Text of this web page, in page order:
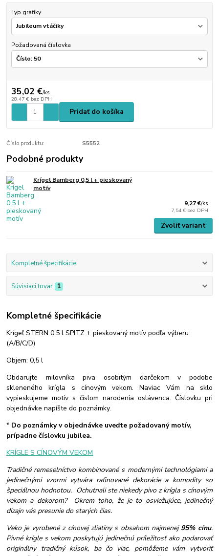
Typ grafiky
Požadovaná číslovka
35,02 €/ks
28,47 € bez DPH
Pridať do košíka
Číslo produktu: S5552
Podobné produkty
Krígel Bamberg 0,5 l + pieskovaný
motív
9,27 €/ks
7,54 € bez DPH
Zvoliť variant
Kompletné špecifikácie
Súvisiaci tovar 1
Kompletné špecifikácie
Krígeľ STERN 0,5 l SPITZ + pieskovaný motív podľa výberu
(A/B/C/D)
Objem: 0,5 l
Obdarujte milovníka piva osobitým darčekom v podobe
skleneného krígla s cínovým vekom. Naviac Vám na sklo
vypieskujeme motív s číslom narodenia oslávenca. Číslovku pri
objednávke napíšte do poznámky.
* Do poznámky v objednávke uveďte požadovaný motív,
prípadne číslovku jubilea.
KRÍGLE S CÍNOVÝM VEKOM
Tradičné remeselníctvo kombinované s modernými technológiami a
jedinečnými vzormi vytvára rafinované dekorácie a komodity so
špeciálnou hodnotou. Ochutnali ste niekedy pivo z krígla s cínovým
vekom a dekorom? Okrem toho, že je to osviežujúce, jedinečný
dizajn vás presunie do starých čias.
Veko je vyrobené z cínovej zliatiny s obsahom najmenej 95% cínu.
Pivné krígle s vekom poskytujú jedinečnú príležitosť ako podarovať
originálny tradičný kúsok, ba čo viac, pomôžeme vám vytvoriť